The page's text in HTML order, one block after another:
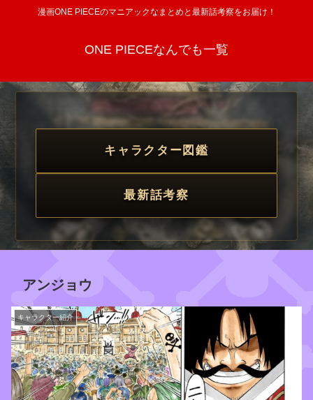
漫画ONE PIECEのマニアックなまとめと最新話考察をお届け！
ONE PIECEなんでも一覧
キャラクター図鑑
最新話考察
アンジョウ
キャラクター紹介